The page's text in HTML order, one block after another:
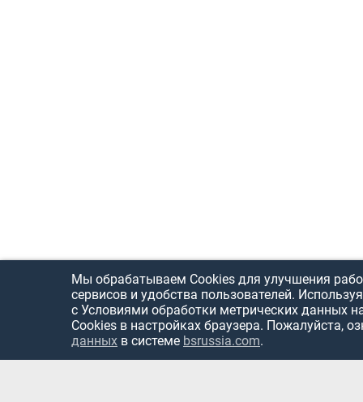
Мы обрабатываем Cookies для улучшения
сервисов и удобства пользователей.
с Условиями обработки метрических данных
Cookies в настройках браузера. Пожалуйста,
данных в системе bsrussia.com.